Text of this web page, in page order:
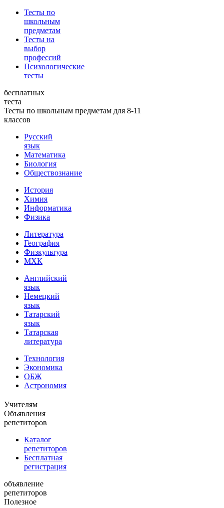
Тесты по
школьным
предметам
Тесты на
выбор
профессий
Психологические
тесты
бесплатных
теста
Тесты по школьным предметам для 8-11
классов
Русский
язык
Математика
Биология
Обществознание
История
Химия
Информатика
Физика
Литература
География
Физкультура
МХК
Английский
язык
Немецкий
язык
Татарский
язык
Татарская
литература
Технология
Экономика
ОБЖ
Астрономия
Учителям
Объявления
репетиторов
Каталог
репетиторов
Бесплатная
регистрация
объявление
репетиторов
Полезное